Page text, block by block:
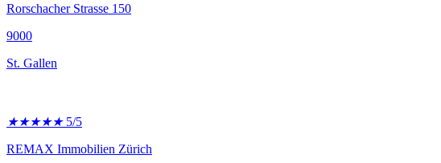
Rorschacher Strasse 150
9000
St. Gallen
★★★★★ 5/5
REMAX Immobilien Zürich